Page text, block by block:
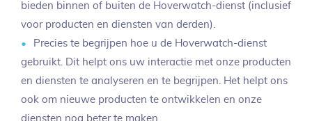
bieden binnen of buiten de Hoverwatch-dienst (inclusief
voor producten en diensten van derden).
Precies te begrijpen hoe u de Hoverwatch-dienst
gebruikt. Dit helpt ons uw interactie met onze producten
en diensten te analyseren en te begrijpen. Het helpt ons
ook om nieuwe producten te ontwikkelen en onze
diensten nog beter te maken.